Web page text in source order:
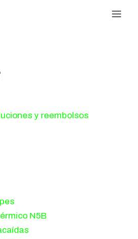
y reembolsos
N5B